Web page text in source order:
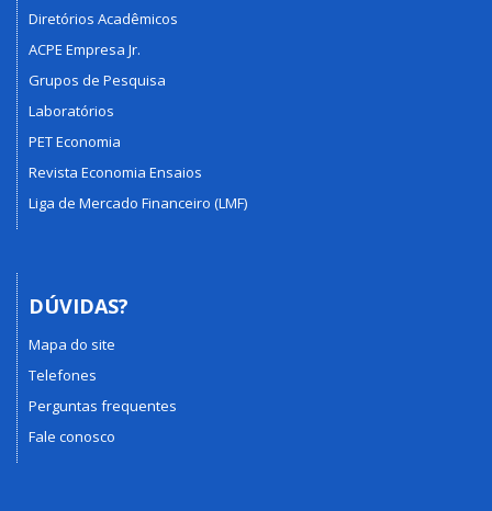
Diretórios Acadêmicos
ACPE Empresa Jr.
Grupos de Pesquisa
Laboratórios
PET Economia
Revista Economia Ensaios
Liga de Mercado Financeiro (LMF)
DÚVIDAS?
Mapa do site
Telefones
Perguntas frequentes
Fale conosco